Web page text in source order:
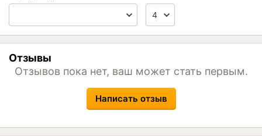
Отзывы
Отзывов пока нет, ваш может стать первым.
Написать отзыв